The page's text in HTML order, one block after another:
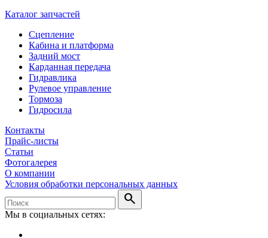
Каталог запчастей
Сцепление
Кабина и платформа
Задний мост
Карданная передача
Гидравлика
Рулевое управление
Тормоза
Гидросила
Контакты
Прайс-листы
Статьи
Фотогалерея
О компании
Условия обработки персональных данных
search
Мы в социальных сетях: